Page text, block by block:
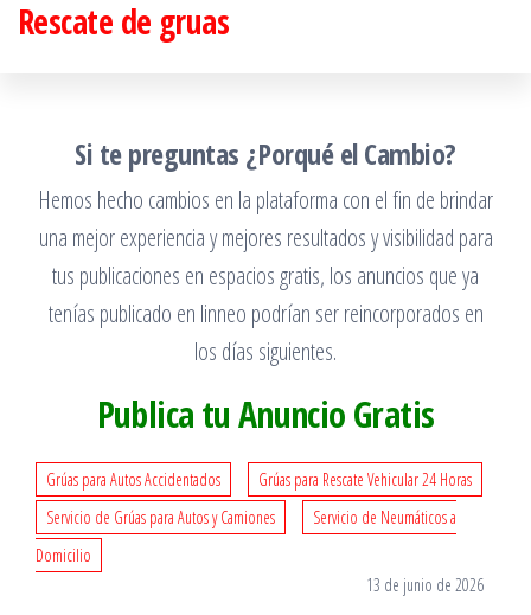
SaltarRescate de gruas
Si te preguntas ¿Porqué el Cambio?
Hemos hecho cambios en la plataforma con el fin de brindar
una mejor experiencia y mejores resultados y visibilidad para
tus publicaciones en espacios gratis, los anuncios que ya
tenías publicado en linneo podrían ser reincorporados en
los días siguientes.
Publica tu Anuncio Gratis
Grúas para Autos Accidentados
Grúas para Rescate Vehicular 24 Horas
Servicio de Grúas para Autos y Camiones
Servicio de Neumáticos a
Domicilio
13 de junio de 2026